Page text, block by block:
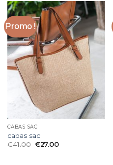
Promo !
CABAS SAC
cabas sac
€41.00 €27.00